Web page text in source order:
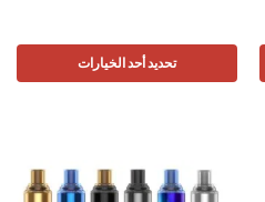
تحديد أحد الخيارات